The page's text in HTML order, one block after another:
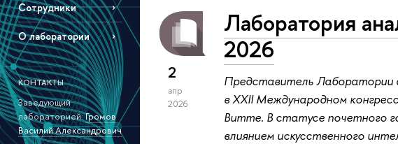
Сотрудники
О лаборатории
КОНТАКТЫ
Заведующий
лабораторией:Громов
Василий Александрович
2
апр
2026
Лаборатория
2026
Представитель Лаборатории
в XXII Международном
Витте. В статусе почетного
влиянием искусственного